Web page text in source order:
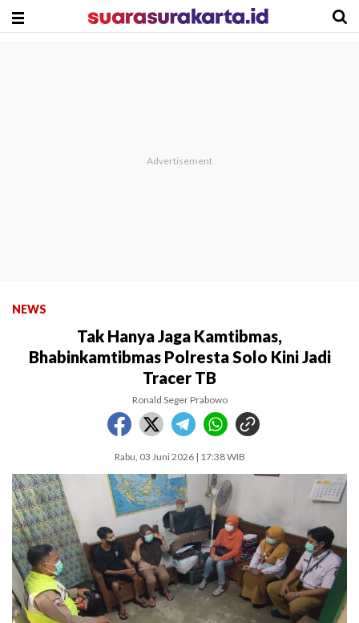
NEWS
Tak Hanya Jaga Kamtibmas,
Bhabinkamtibmas Polresta Solo Kini Jadi
Tracer TB
Ronald Seger Prabowo
Rabu, 03 Juni 2026 | 17:38 WIB